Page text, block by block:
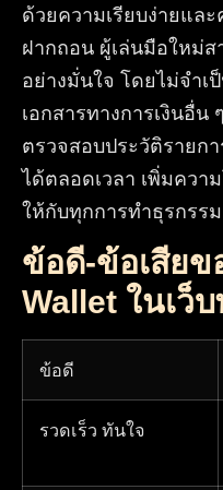
ด้วยความเรียบง่ายแล
ฝากถอน ผู้เล่นมือใหม่ส
อย่างมั่นใจ โดยไม่จำ
เอกสารทางการเงินอื่น
ตรวจสอบประวัติรายก
ได้ตลอดเวลา เพิ่มควา
ให้กับทุกการทำธุรกรรม
ข้อดี-ข้อเสียข
Wallet ในเว็
ข้อดี
รวดเร็ว ทันใจ